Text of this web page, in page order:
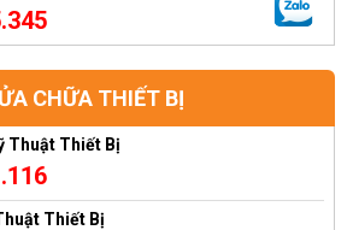
CHỮA THIẾT BỊ
Thuật Thiết Bị
Thiết Bị